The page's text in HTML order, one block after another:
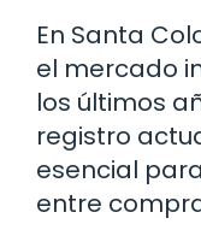
En Santa
el mercado
los últimos
registro
esencial
entre